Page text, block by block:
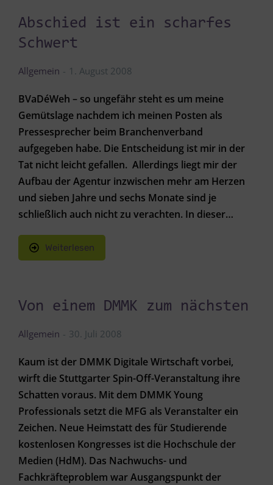
Abschied ist ein scharfes
Schwert
Allgemein 1. August 2008
BVaDéWeh – so ungefähr steht es um meine
Gemütslage nachdem ich meinen Posten als
Pressesprecher beim Branchenverband
aufgegeben habe. Die Entscheidung ist mir in der
Tat nicht leicht gefallen. Allerdings liegt mir der
Aufbau der Agentur inzwischen mehr am Herzen
und sieben Jahre und sechs Monate sind je
schließlich auch nicht zu verachten. In dieser…
Weiterlesen
Von einem DMMK zum nächsten
Allgemein 30. Juli 2008
Kaum ist der DMMK Digitale Wirtschaft vorbei,
wirft die Stuttgarter Spin-Off-Veranstaltung ihre
Schatten voraus. Mit dem DMMK Young
Professionals setzt die MFG als Veranstalter ein
Zeichen. Neue Heimstatt des für Studierende
kostenlosen Kongresses ist die Hochschule der
Medien (HdM). Das Nachwuchs- und
Fachkräfteproblem war Ausgangspunkt der